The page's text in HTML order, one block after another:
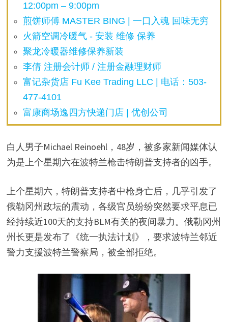
12:00pm – 9:00pm
煎饼师傅 MASTER BING | 一口入魂 回味无穷
火箭空调冷暖气 - 安装 维修 保养
聚龙冷暖器维修保养新装
李倩 注册会计师 / 注册金融理财师
富记杂货店 Fu Kee Trading LLC | 电话：503-
477-4101
富康商场逸四方快递门店 | 优创公司
白人男子Michael Reinoehl，48岁，被多家新闻媒体认
为是上个星期六在波特兰枪击特朗普支持者的凶手。
上个星期六，特朗普支持者中枪身亡后，几乎引发了
俄勒冈州政坛的震动，各级官员纷纷突然要求平息已
经持续近100天的支持BLM有关的夜间暴力。俄勒冈州
州长更是发布了《统一执法计划》，要求波特兰邻近
警力支援波特兰警察局，被全部拒绝。